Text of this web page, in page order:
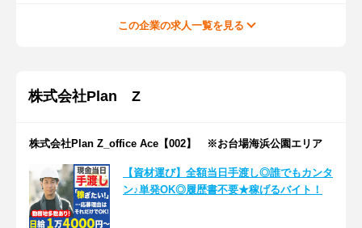
この企業の求人一覧を見る
株式会社Plan Z
株式会社Plan Z_office Ace【002】 ※お台場海浜公園エリア
【資材運び】全額当日手渡し◎誰でもカンタ
ン♪単発OK◎履歴書不要★稼げるバイト！